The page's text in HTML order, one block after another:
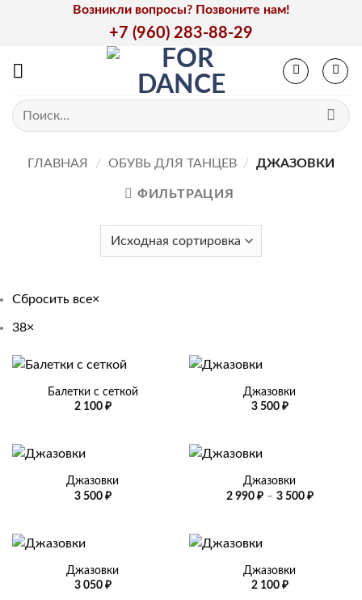
Возникли вопросы? Позвоните нам!
+7 (960) 283-88-29
Искать:
ГЛАВНАЯ / ОБУВЬ ДЛЯ ТАНЦЕВ / ДЖАЗОВКИ
ФИЛЬТРАЦИЯ
Сбросить все×
38×
Балетки с сеткой
2 100 ₽
Джазовки
3 500 ₽
Джазовки
3 500 ₽
Джазовки
2 990 ₽ – 3 500 ₽
Джазовки
3 050 ₽
Джазовки
2 100 ₽